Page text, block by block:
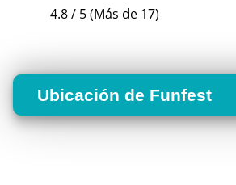
4.8 / 5 (Más de 17)
Ubicación de Funfest